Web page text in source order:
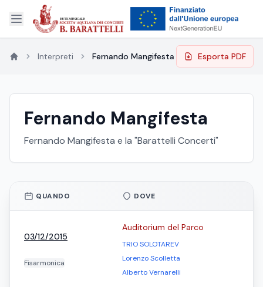
Interpreti Fernando Mangifesta Esporta PDF
Fernando Mangifesta
Fernando Mangifesta e la "Barattelli Concerti"
QUANDO DOVE
03/12/2015
Fisarmonica
Auditorium del Parco
TRIO SOLOTAREV
Lorenzo Scolletta
Alberto Vernarelli